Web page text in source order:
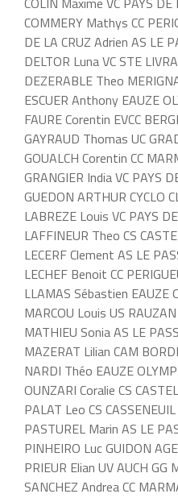
COMMERY Mathys CC
DE LA CRUZ Adrien AS LE
DELTOR Luna VC STE
DEZERABLE Theo
ESCUER Anthony EAUZE
FAURE Corentin EVCC
GAYRAUD Thomas UC
GOUALCH Corentin CC
GRANGIER India VC PAYS
GUEDON ARTHUR CYCLO
LABREZE Louis VC PAYS
LAFFINEUR Theo CS
LECERF Clement AS LE
LECHEF Benoit CC
LLAMAS Sébastien EAUZE
MARCOU Louis US
MATHIEU Sonia AS LE
MAZERAT Lilian CAM
NARDI Théo EAUZE
OUNZARI Coralie CS
PALAT Leo CS
PASTUREL Marin AS LE
PINHEIRO Luc GUIDON
PRIEUR Elian UV AUCH GG
SANCHEZ Andrea CC